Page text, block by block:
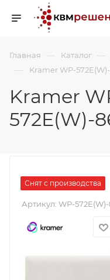
Главная — Каталог —
— Kramer WP-
Kramer
572E(W)-
Снят с производства
Артикул: WP-